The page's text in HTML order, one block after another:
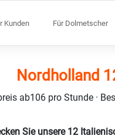
Kunden Für Dolmetscher
Nordholland
ab106 pro Stunde ·
Sie unsere 12